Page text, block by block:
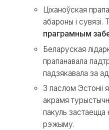
Ціханоўская
абароны і сувязі.
праграмным
Беларуская
прапанавала
падзякавала за
З паслом Эстоніі
акрамя
пакуль
рэжыму.